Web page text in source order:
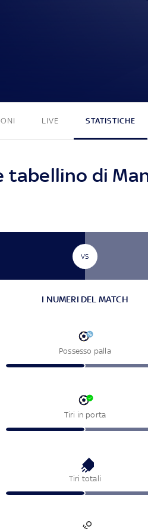
LIVE STATISTICHE
tabellino di
VS
I NUMERI DEL MATCH
Possesso palla
Tiri in porta
Tiri totali